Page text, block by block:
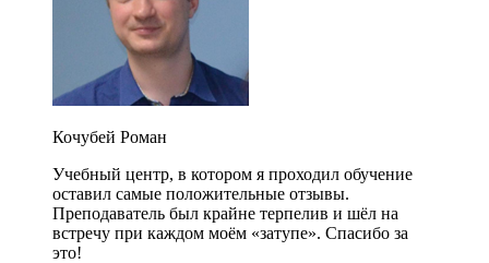
Кочубей Роман
Учебный центр, в котором я проходил обучение
оставил самые положительные отзывы.
Преподаватель был крайне терпелив и шёл на
встречу при каждом моём «затупе». Спасибо за
это!